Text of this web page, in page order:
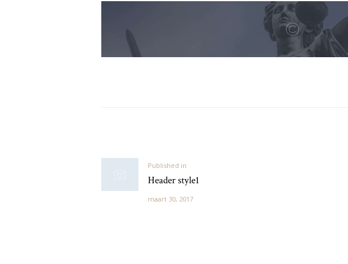
Published in
post:
Header style1
maart 30, 2017